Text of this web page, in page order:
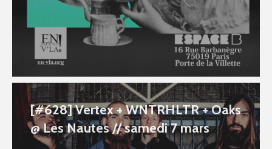
[#628] Vertex + WNTRHLTR + Oaks
@ Les Nautes // samedi 7 mars